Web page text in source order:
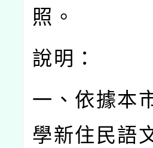
照。
說明：
一、依據本
學新住民語